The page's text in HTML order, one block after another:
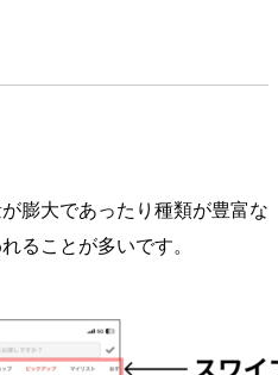
膨大であったり種類が豊富な
ることが多いです。